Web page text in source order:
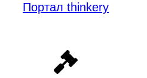
Портал thinkery